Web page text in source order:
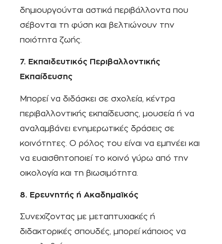
δημιουργούνται αστικά περιβάλλοντα που
σέβονται τη φύση και βελτιώνουν την
ποιότητα ζωής.
7. Εκπαιδευτικός Περιβαλλοντικής
Εκπαίδευσης
Μπορεί να διδάσκει σε σχολεία, κέντρα
περιβαλλοντικής εκπαίδευσης, μουσεία ή να
αναλαμβάνει ενημερωτικές δράσεις σε
κοινότητες. Ο ρόλος του είναι να εμπνέει και
να ευαισθητοποιεί το κοινό γύρω από την
οικολογία και τη βιωσιμότητα.
8. Ερευνητής ή Ακαδημαϊκός
Συνεχίζοντας με μεταπτυχιακές ή
διδακτορικές σπουδές, μπορεί κάποιος να